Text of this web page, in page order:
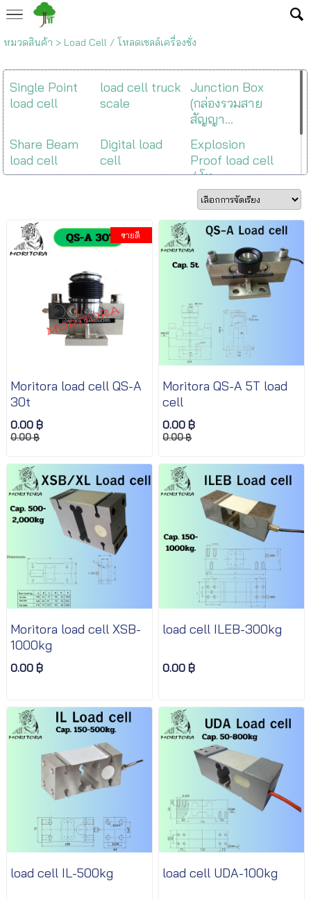
หมวดสินค้า > Load Cell / โหลดเซลล์เครื่องชั่ง
Single Point
load cell
load cell truck
scale
Junction Box
(กล่องรวมสาย
สัญญา...
Share Beam
load cell
Digital load
cell
Explosion
Proof load cell
/ โห...
ขายดี
Moritora load cell QS-A
30t
0.00 ฿
0.00 ฿
Moritora QS-A 5T load
cell
0.00 ฿
0.00 ฿
Moritora load cell XSB-
1000kg
0.00 ฿
load cell ILEB-300kg
0.00 ฿
load cell IL-500kg load cell UDA-100kg